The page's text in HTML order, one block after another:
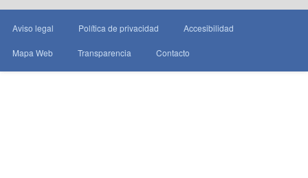
Aviso legal Política de privacidad Accesibilidad
Mapa Web Transparencia Contacto